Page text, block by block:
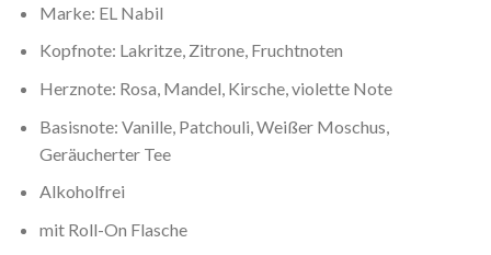
Marke: EL Nabil
Kopfnote: Lakritze, Zitrone, Fruchtnoten
Herznote: Rosa, Mandel, Kirsche, violette Note
Basisnote: Vanille, Patchouli, Weißer Moschus,
Geräucherter Tee
Alkoholfrei
mit Roll-On Flasche